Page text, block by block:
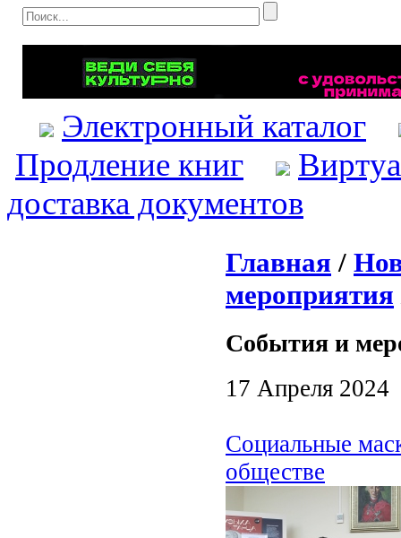
Электронный каталог
Продление книг
доставка документов
Главная /
мероприятия
События и
17 Апреля 2024
Социальные
обществе